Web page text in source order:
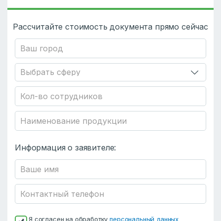
Рассчитайте стоимость документа прямо сейчас
Информация о заявителе:
Я согласен на обработкуперсональный данных